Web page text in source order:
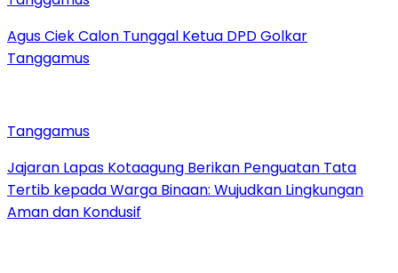
Agus Ciek Calon Tunggal Ketua DPD Golkar
Tanggamus
Tanggamus
Jajaran Lapas Kotaagung Berikan Penguatan Tata
Tertib kepada Warga Binaan: Wujudkan Lingkungan
Aman dan Kondusif